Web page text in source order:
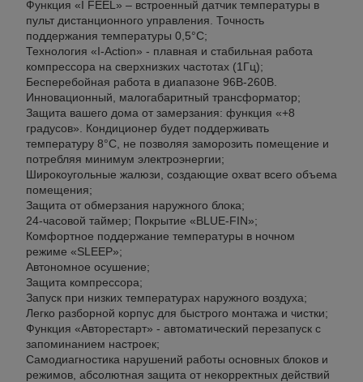
Функция «I FEEL» – встроенный датчик температуры в
пульт дистанционного управления. Точность
поддержания температуры 0,5°С;
Технология «I-Action» - плавная и стабильная работа
компрессора на сверхнизких частотах (1Гц);
Бесперебойная работа в диапазоне 96В-260В.
Инновационный, малогабаритный трансформатор;
Защита вашего дома от замерзания: функция «+8
градусов». Кондиционер будет поддерживать
температуру 8°С, не позволяя заморозить помещение и
потребляя минимум электроэнергии;
Широкоугольные жалюзи, создающие охват всего объема
помещения;
Защита oт обмерзания наружного блока;
24-часовой таймер; Покрытие «BLUE-FIN»;
Комфортное поддержание температуры в ночном
режиме «SLEEP»;
Автономное осушение;
Защита компрессора;
Запуск при низких температурах наружного воздуха;
Легко разборной корпус для быстрого монтажа и чистки;
Функция «Авторестарт» - автоматический перезапуск с
запоминанием настроек;
Самодиагностика нарушений работы основных блоков и
режимов, абсолютная защита от некорректных действий